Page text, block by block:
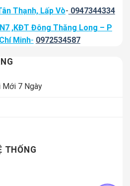
Thạnh, Lấp Vò- 0947344334
,KĐT Đông Thăng Long – P
Minh- 0972534587
Mới 7 Ngày
THỐNG